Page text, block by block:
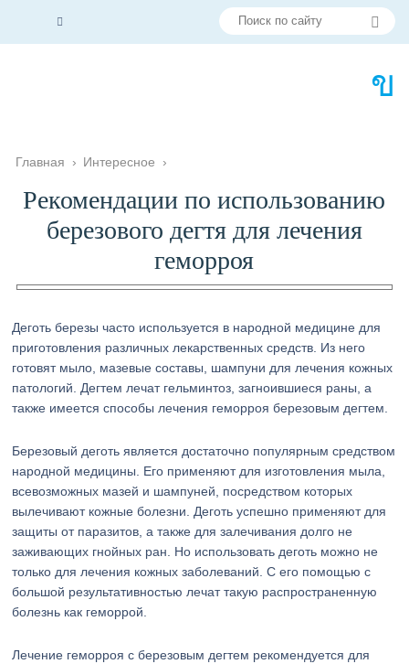
Главная › Интересное ›
Рекомендации по использованию
березового дегтя для лечения
геморроя
Деготь березы часто используется в народной медицине для
приготовления различных лекарственных средств. Из него
готовят мыло, мазевые составы, шампуни для лечения кожных
патологий. Дегтем лечат гельминтоз, загноившиеся раны, а
также имеется способы лечения геморроя березовым дегтем.
Березовый деготь является достаточно популярным средством
народной медицины. Его применяют для изготовления мыла,
всевозможных мазей и шампуней, посредством которых
вылечивают кожные болезни. Деготь успешно применяют для
защиты от паразитов, а также для залечивания долго не
заживающих гнойных ран. Но использовать деготь можно не
только для лечения кожных заболеваний. С его помощью с
большой результативностью лечат такую распространенную
болезнь как геморрой.
Лечение геморроя с березовым дегтем рекомендуется для